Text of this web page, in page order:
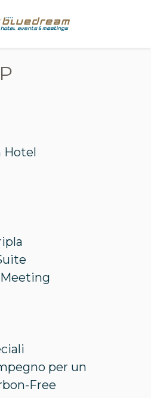
Hotel
per un
Free